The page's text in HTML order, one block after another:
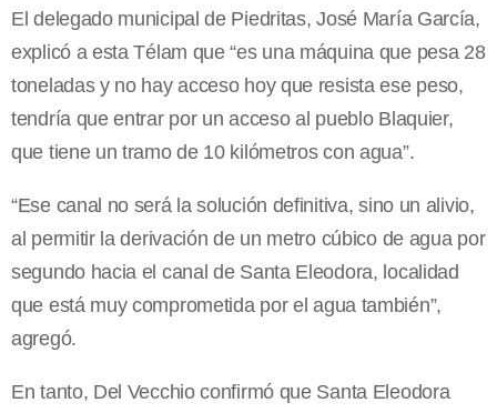
El delegado municipal de Piedritas, José María García,
explicó a esta Télam que “es una máquina que pesa 28
toneladas y no hay acceso hoy que resista ese peso,
tendría que entrar por un acceso al pueblo Blaquier,
que tiene un tramo de 10 kilómetros con agua”.
“Ese canal no será la solución definitiva, sino un alivio,
al permitir la derivación de un metro cúbico de agua por
segundo hacia el canal de Santa Eleodora, localidad
que está muy comprometida por el agua también”,
agregó.
En tanto, Del Vecchio confirmó que Santa Eleodora